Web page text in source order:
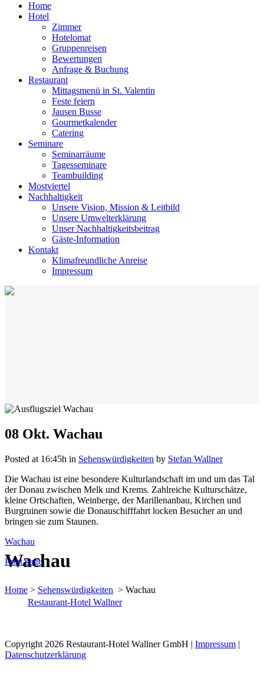
Home
Hotel
Zimmer
Hotelomat
Gruppenreisen
Bewertungen
Anfrage & Buchung
Restaurant
Mittagsmenü in St. Valentin
Feste feiern
Jausen Busse
Gourmetkalender
Catering
Seminare
Seminarräume
Tagesseminare
Teambuilding
Mostviertel
Nachhaltigkeit
Unsere Vision, Mission & Leitbild
Unsere Umwelterklärung
Unser Nachhaltigkeitsbeitrag
Gäste-Information
Kontakt
Klimafreundliche Anreise
Impressum
Wachau
Home > Sehenswürdigkeiten > Wachau
08 Okt. Wachau
Posted at 16:45h in Sehenswürdigkeiten by Stefan Wallner
Die Wachau ist eine besondere Kulturlandschaft im und um das Tal
der Donau zwischen Melk und Krems. Zahlreiche Kulturschätze,
kleine Ortschaften, Weinberge, der Marillenanbau, Kirchen und
Burgruinen sowie die Donauschifffahrt locken Besucher an und
bringen sie zum Staunen.
Wachau
Print page
Restaurant-Hotel Wallner
Copyright 2026 Restaurant-Hotel Wallner GmbH | Impressum |
Datenschutzerklärung